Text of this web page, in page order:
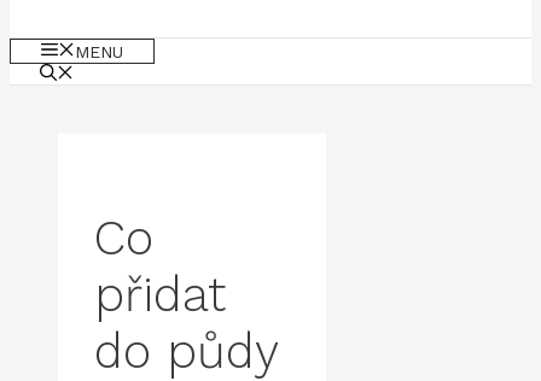
MENU
Co
přidat
do půdy